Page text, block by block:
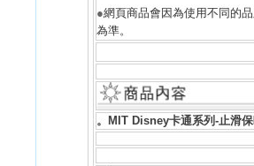
●網頁商品會因為使用不同的
為準。
。 MIT Disney卡通系列-止滑